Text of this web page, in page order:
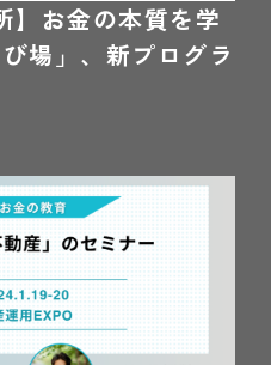
】お金の本質を学
場」、新プログラ